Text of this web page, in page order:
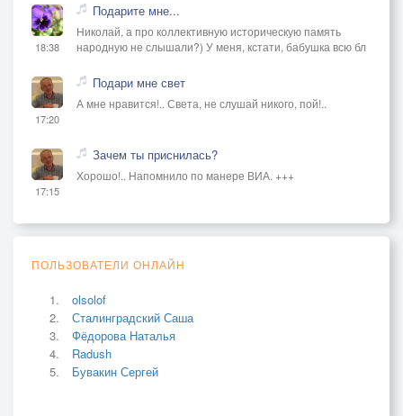
18:38
Подарите мне...
Николай, а про коллективную историческую память
народную не слышали?) У меня, кстати, бабушка всю бл
17:20
Подари мне свет
А мне нравится!.. Света, не слушай никого, пой!..
17:15
Зачем ты приснилась?
Хорошо!.. Напомнило по манере ВИА. +++
ПОЛЬЗОВАТЕЛИ ОНЛАЙН
olsolof
Сталинградский Саша
Фёдорова Наталья
Radush
Бувакин Сергей